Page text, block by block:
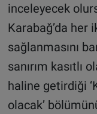
inceleyecek
Karabağ’da her
sağlanmasını
sanırım kasıtlı
haline getirdiği
olacak’